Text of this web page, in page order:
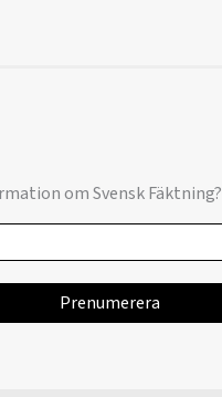
om Svensk Fäktning?